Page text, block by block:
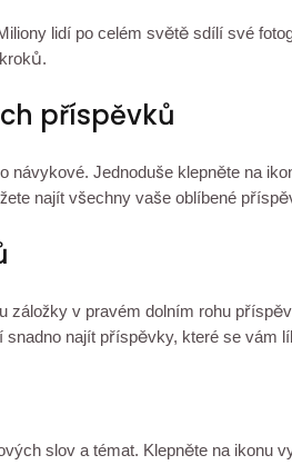
lidí po celém světě sdílí své
příspěvků
Jednoduše klepněte na
najít všechny vaše oblíbené
v pravém dolním rohu
snadno najít příspěvky, které se vám
slov a témat. Klepněte na ikonu